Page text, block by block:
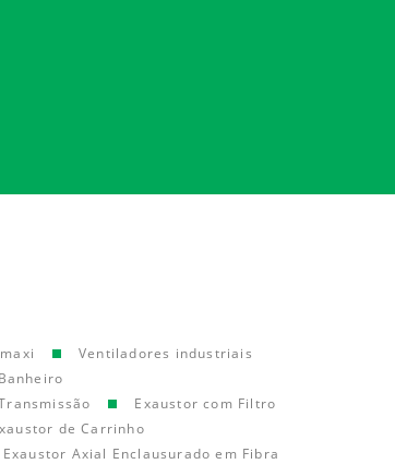
Ventiladores industriais
Exaustor com Filtro
de Carrinho
Exaustor Axial Enclausurado em Fibra